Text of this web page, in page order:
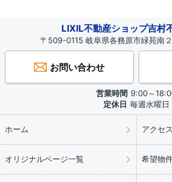
LIXIL不動産ショップ吉村
〒509-0115 岐阜県各務原市緑苑南
お問い合わせ
営業時間 9:00～
定休日 毎週水曜日
ホーム アクセ
オリジナルページ一覧 希望物